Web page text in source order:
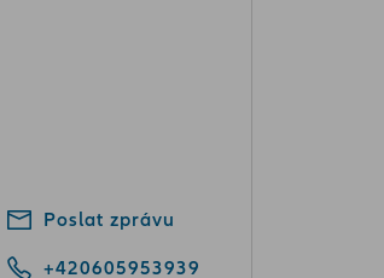
Poslat zprávu
+420605953939